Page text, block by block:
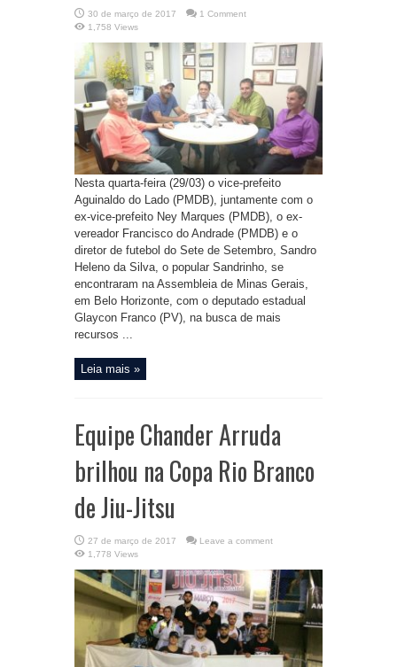
30 de março de 2017
1 Comment
1,758 Views
Nesta quarta-feira (29/03) o vice-prefeito
Aguinaldo do Lado (PMDB), juntamente com o
ex-vice-prefeito Ney Marques (PMDB), o ex-
vereador Francisco do Andrade (PMDB) e o
diretor de futebol do Sete de Setembro, Sandro
Heleno da Silva, o popular Sandrinho, se
encontraram na Assembleia de Minas Gerais,
em Belo Horizonte, com o deputado estadual
Glaycon Franco (PV), na busca de mais
recursos ...
Leia mais »
Equipe Chander Arruda
brilhou na Copa Rio Branco
de Jiu-Jitsu
27 de março de 2017
Leave a comment
1,778 Views